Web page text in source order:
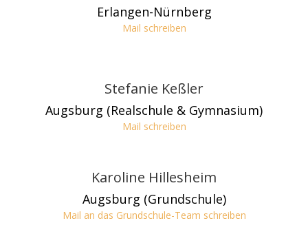
Erlangen-Nürnberg
Mail schreiben
Stefanie Keßler
Augsburg (Realschule & Gymnasium)
Mail schreiben
Karoline Hillesheim
Augsburg (Grundschule)
Mail an das Grundschule-Team schreiben